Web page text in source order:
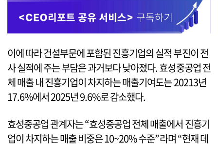
이에 따라 건설부문에 포함된 진흥기업의 실적 부진이 전
사 실적에 주는 부담은 과거보다 낮아졌다. 효성중공업 전
체 매출 내 진흥기업이 차지하는 매출기여도는 20213년
17.6%에서 2025년 9.6%로 감소했다.
효성중공업 관계자는 “효성중공업 전체 매출에서 진흥기
업이 차지하는 매출 비중은 10~20% 수준”라며 “현재 데